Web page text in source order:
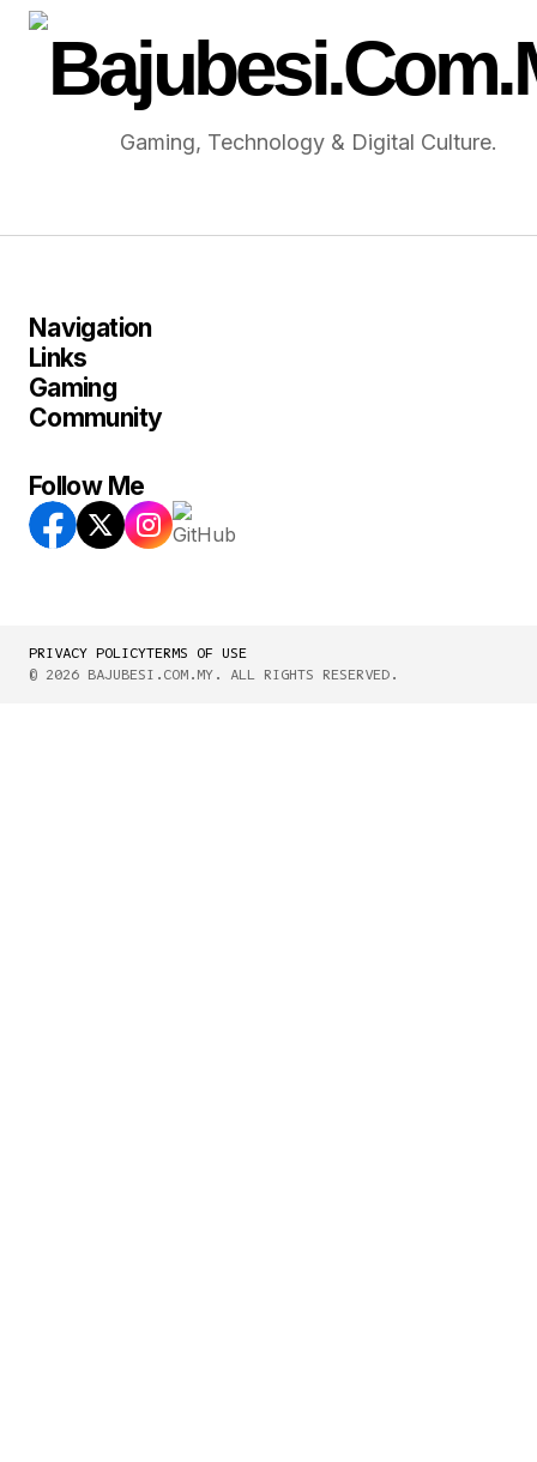
Gaming, Technology & Digital Culture.
Navigation
Links
Gaming
Community
Follow Me
PRIVACY POLICYTERMS OF USE
© 2026 BAJUBESI.COM.MY. ALL RIGHTS RESERVED.